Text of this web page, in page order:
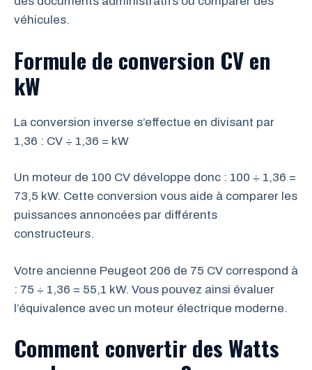
véhicules.
Formule de conversion CV en
kW
La conversion inverse s’effectue en divisant par
1,36 : CV ÷ 1,36 = kW
Un moteur de 100 CV développe donc : 100 ÷ 1,36 =
73,5 kW. Cette conversion vous aide à comparer les
puissances annoncées par différents
constructeurs.
Votre ancienne Peugeot 206 de 75 CV correspond à
: 75 ÷ 1,36 = 55,1 kW. Vous pouvez ainsi évaluer
l’équivalence avec un moteur électrique moderne.
Comment convertir des Watts